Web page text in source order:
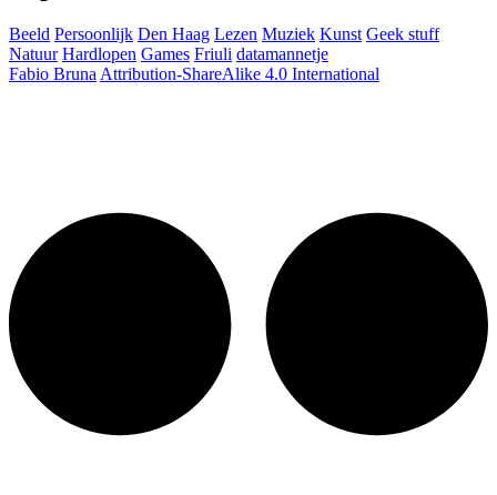
Beeld Persoonlijk Den Haag Lezen Muziek Kunst Geek stuff
Natuur Hardlopen Games Friuli datamannetje
Fabio Bruna Attribution-ShareAlike 4.0 International